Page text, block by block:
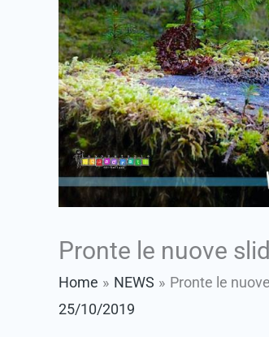
Pronte le nuove
Home NEWS
Pronte le
25/10/2019